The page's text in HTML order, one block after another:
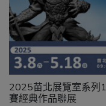
2025苗北展覽室系列
賽經典作品聯展